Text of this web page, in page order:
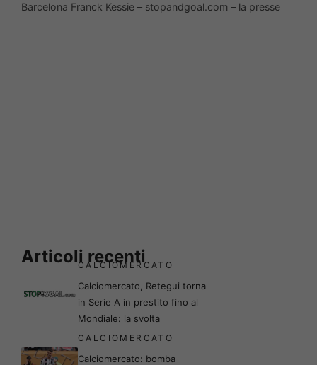
Barcelona Franck Kessie – stopandgoal.com – la presse
Articoli recenti
CALCIOMERCATO
Calciomercato, Retegui torna
in Serie A in prestito fino al
Mondiale: la svolta
CALCIOMERCATO
Calciomercato: bomba